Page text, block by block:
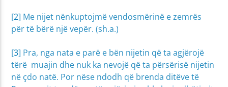
[2] Me nijet nënkuptojmë vendosmërinë e zemrës
për të bërë një vepër. (sh.a.)
[3] Pra, nga nata e parë e bën nijetin që ta agjërojë
tërë muajin dhe nuk ka nevojë që ta përsërisë nijetin
në çdo natë. Por nëse ndodh që brenda ditëve të